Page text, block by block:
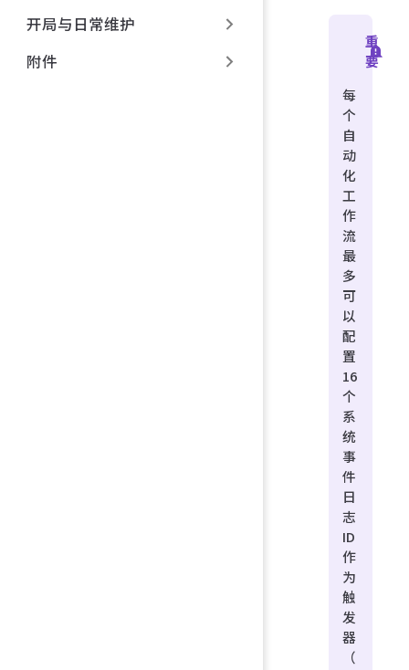
开局与日常维护
附件
重
要
每
个
自
动
化
工
作
流
最
多
可
以
配
置
16
个
系
统
事
件
日
志
ID
作
为
触
发
器
（